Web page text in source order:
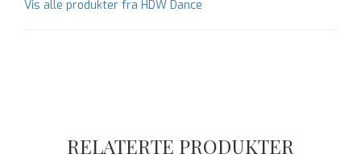
Vis alle produkter fra HDW Dance
RELATERTE PRODUKTER